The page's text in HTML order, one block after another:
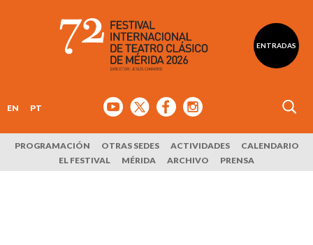
ENTRADAS
EN PT
PROGRAMACIÓN OTRAS SEDES ACTIVIDADES
CALENDARIO
EL FESTIVAL
MÉRIDA ARCHIVO PRENSA